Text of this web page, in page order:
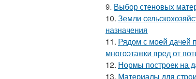
9. Выбор стеновых
10. Земли
назначения
11. Рядом с моей дачей
многоэтажки вред от
12. Нормы построек на
13. Материалы для